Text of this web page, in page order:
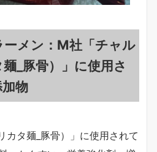
メン：M社「チャル
_豚骨）」に使用さ
物
カタ麺_豚骨）」に使用されて